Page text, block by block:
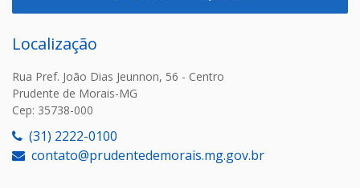
Localização
Rua Pref. João Dias Jeunnon, 56 - Centro
Prudente de Morais-MG
Cep: 35738-000
(31) 2222-0100
contato@prudentedemorais.mg.gov.br